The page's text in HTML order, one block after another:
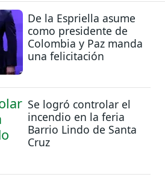
De la Espriella asume
como presidente de
Colombia y Paz manda
una felicitación
Se logró controlar el
incendio en la feria
Barrio Lindo de Santa
Cruz